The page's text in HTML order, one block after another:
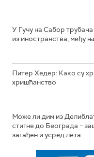
У Гучу на Сабор трубача
из иностранства, међу
Питер Хедер: Како су
хришћанство
Може ли дим из
стигне до Београда –
загађен и усред лета